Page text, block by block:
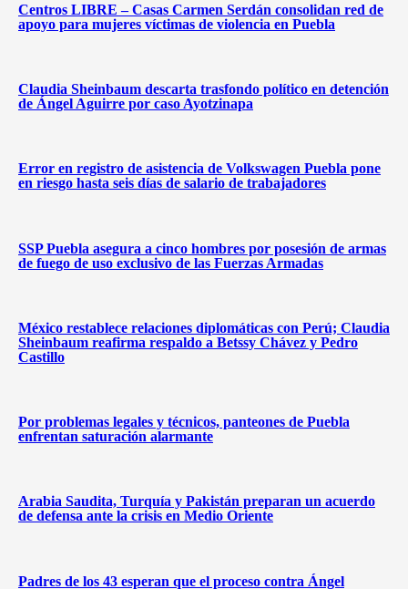
Centros LIBRE – Casas Carmen Serdán consolidan red de
apoyo para mujeres víctimas de violencia en Puebla
Claudia Sheinbaum descarta trasfondo político en detención
de Ángel Aguirre por caso Ayotzinapa
Error en registro de asistencia de Volkswagen Puebla pone
en riesgo hasta seis días de salario de trabajadores
SSP Puebla asegura a cinco hombres por posesión de armas
de fuego de uso exclusivo de las Fuerzas Armadas
México restablece relaciones diplomáticas con Perú; Claudia
Sheinbaum reafirma respaldo a Betssy Chávez y Pedro
Castillo
Por problemas legales y técnicos, panteones de Puebla
enfrentan saturación alarmante
Arabia Saudita, Turquía y Pakistán preparan un acuerdo
de defensa ante la crisis en Medio Oriente
Padres de los 43 esperan que el proceso contra Ángel